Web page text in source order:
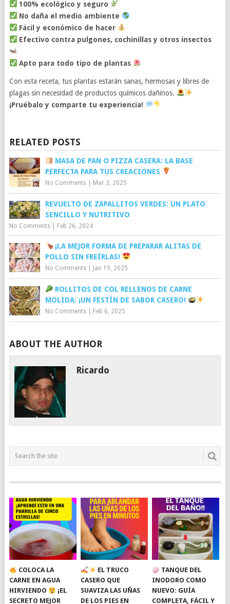
100% ecológico y seguro
No daña el medio ambiente
Fácil y económico de hacer
Efectivo contra pulgones, cochinillas y otros insectos
Apto para todo tipo de plantas
Con esta receta, tus plantas estarán sanas, hermosas y libres de
plagas sin necesidad de productos químicos dañinos.
¡Pruébalo y comparte tu experiencia!
RELATED POSTS
MASA DE PAN O PIZZA CASERA: LA BASE
PERFECTA PARA TUS CREACIONES
No Comments| Mar 3, 2025
REVUELTO DE ZAPALLITOS VERDES: UN PLATO
SENCILLO Y NUTRITIVO
No Comments| Feb 26, 2024
¡LA MEJOR FORMA DE PREPARAR ALITAS DE
POLLO SIN FREÍRLAS!
No Comments| Jan 19, 2025
ROLLITOS DE COL RELLENOS DE CARNE
MOLIDA: ¡UN FESTÍN DE SABOR CASERO!
No Comments| Feb 6, 2025
ABOUT THE AUTHOR
Ricardo
COLOCA LA
CARNE EN AGUA
HIRVIENDO
¡EL
SECRETO MEJOR
EL TRUCO
CASERO QUE
SUAVIZA LAS UÑAS
DE LOS PIES EN
TANQUE DEL
INODORO COMO
NUEVO: GUÍA
COMPLETA, FÁCIL Y